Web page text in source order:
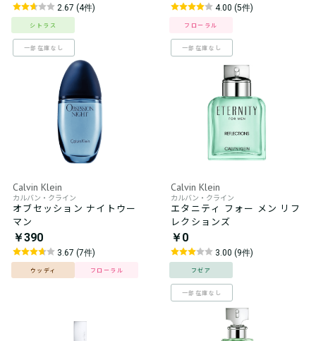
2.67 (4件)
シトラス
一部在庫なし
4.00 (5件)
フローラル
一部在庫なし
Calvin Klein
カルバン・クライン
オブセッション ナイトウー
マン
￥390
3.67 (7件)
ウッディ フローラル
Calvin Klein
カルバン・クライン
エタニティ フォー メン リフ
レクションズ
￥0
3.00 (9件)
フゼア
一部在庫なし